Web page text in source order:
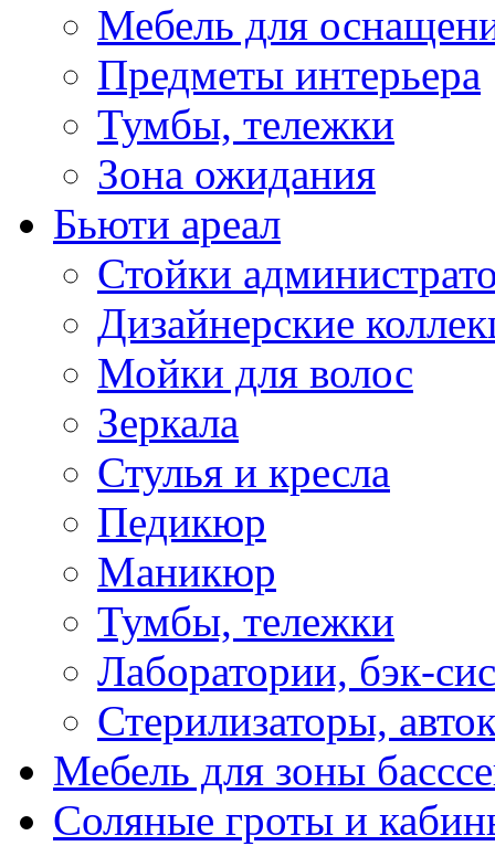
Мебель для
Предметы интерьера
Тумбы, тележки
Зона ожидания
Бьюти ареал
Стойки
Дизайнерские
Мойки для волос
Зеркала
Стулья и кресла
Педикюр
Маникюр
Тумбы, тележки
Лаборатории, бэк-
Стерилизаторы,
Мебель для зоны
Соляные гроты и